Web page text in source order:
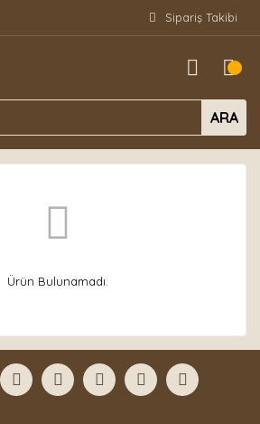
Sipariş Takibi
ARA
Ürün Bulunamadı.